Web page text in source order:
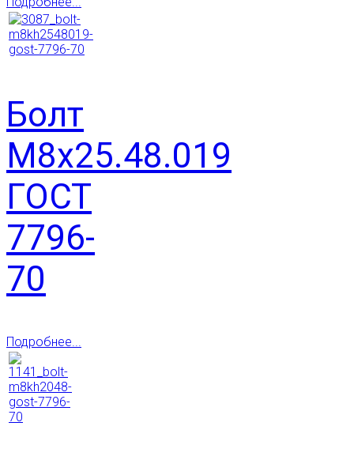
Болт
М8х25.48.019
ГОСТ
7796-
70
Подробнее...